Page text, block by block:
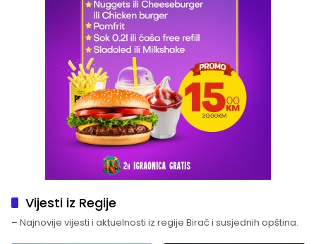
Vijesti iz Regije
– Najnovije vijesti i aktuelnosti iz regije Birač i susjednih opština.